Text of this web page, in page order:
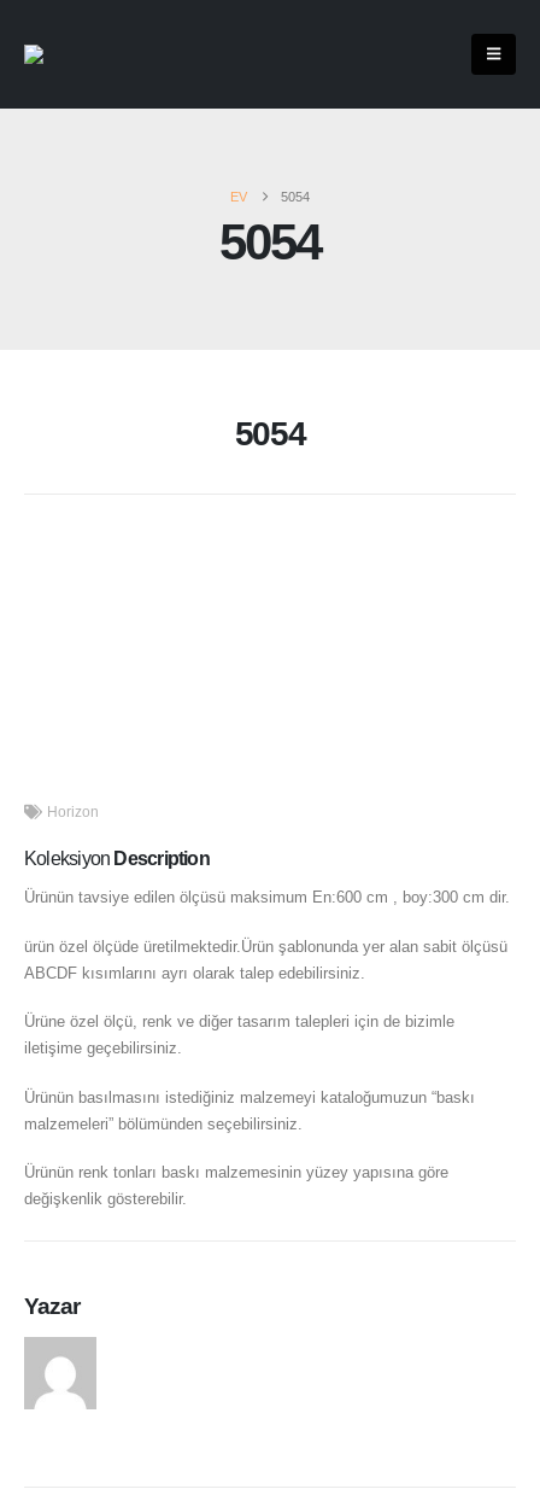
EV 5054
5054
5054
Horizon
Koleksiyon Description
Ürünün tavsiye edilen ölçüsü maksimum En:600 cm , boy:300 cm dir.
ürün özel ölçüde üretilmektedir.Ürün şablonunda yer alan sabit ölçüsü
ABCDF kısımlarını ayrı olarak talep edebilirsiniz.
Ürüne özel ölçü, renk ve diğer tasarım talepleri için de bizimle
iletişime geçebilirsiniz.
Ürünün basılmasını istediğiniz malzemeyi kataloğumuzun “baskı
malzemeleri” bölümünden seçebilirsiniz.
Ürünün renk tonları baskı malzemesinin yüzey yapısına göre
değişkenlik gösterebilir.
Yazar